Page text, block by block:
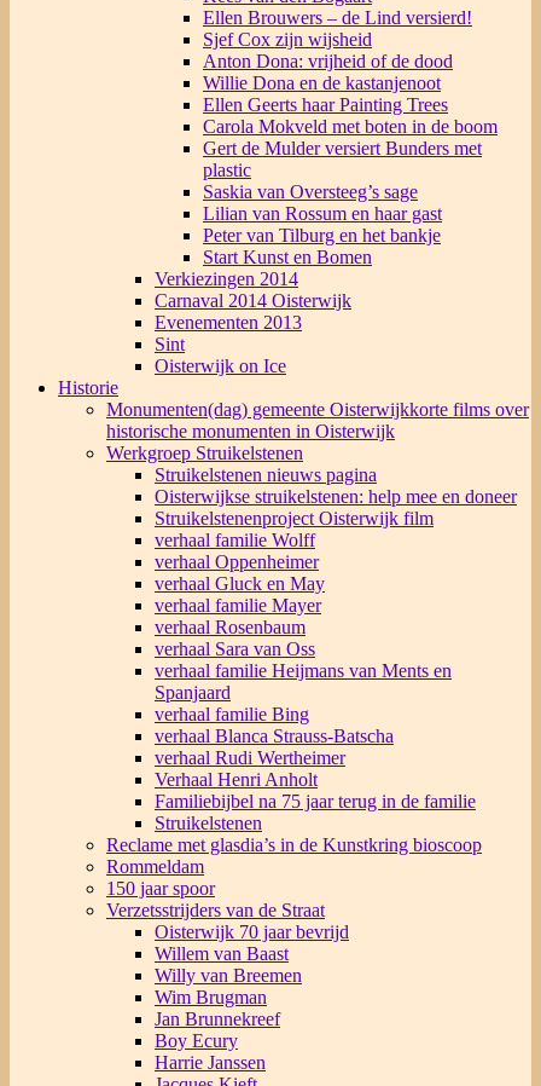
Ellen Brouwers – de Lind versierd!
Sjef Cox zijn wijsheid
Anton Dona: vrijheid of de dood
Willie Dona en de kastanjenoot
Ellen Geerts haar Painting Trees
Carola Mokveld met boten in de boom
Gert de Mulder versiert Bunders met
plastic
Saskia van Oversteeg’s sage
Lilian van Rossum en haar gast
Peter van Tilburg en het bankje
Start Kunst en Bomen
Verkiezingen 2014
Carnaval 2014 Oisterwijk
Evenementen 2013
Sint
Oisterwijk on Ice
Historie
Monumenten(dag) gemeente Oisterwijkkorte films over
historische monumenten in Oisterwijk
Werkgroep Struikelstenen
Struikelstenen nieuws pagina
Oisterwijkse struikelstenen: help mee en doneer
Struikelstenenproject Oisterwijk film
verhaal familie Wolff
verhaal Oppenheimer
verhaal Gluck en May
verhaal familie Mayer
verhaal Rosenbaum
verhaal Sara van Oss
verhaal familie Heijmans van Ments en
Spanjaard
verhaal familie Bing
verhaal Blanca Strauss-Batscha
verhaal Rudi Wertheimer
Verhaal Henri Anholt
Familiebijbel na 75 jaar terug in de familie
Struikelstenen
Reclame met glasdia’s in de Kunstkring bioscoop
Rommeldam
150 jaar spoor
Verzetsstrijders van de Straat
Oisterwijk 70 jaar bevrijd
Willem van Baast
Willy van Breemen
Wim Brugman
Jan Brunnekreef
Boy Ecury
Harrie Janssen